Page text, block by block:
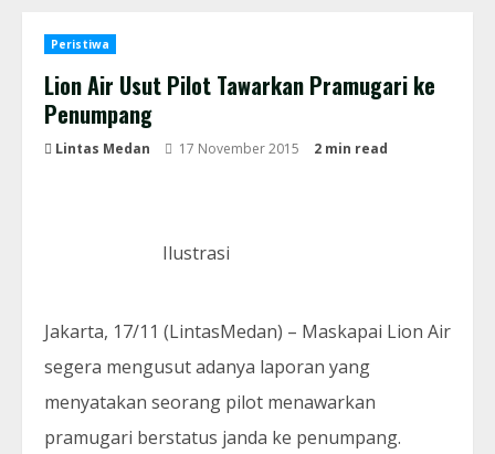
Peristiwa
Lion Air Usut Pilot Tawarkan Pramugari ke
Penumpang
Lintas Medan 17 November 2015 2 min read
Ilustrasi
Jakarta, 17/11 (LintasMedan) – Maskapai Lion Air
segera mengusut adanya laporan yang
menyatakan seorang pilot menawarkan
pramugari berstatus janda ke penumpang.